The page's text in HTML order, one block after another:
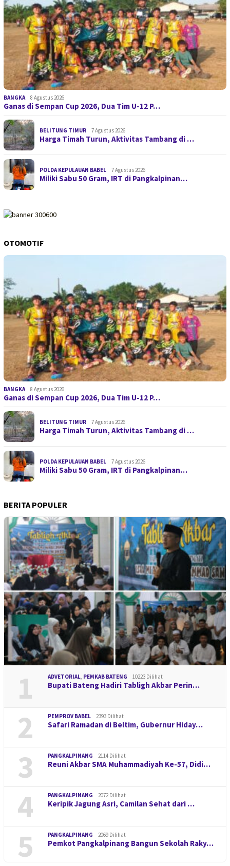
BANGKA 8 Agustus 2026
Ganas di Sempan Cup 2026, Dua Tim U-12 P…
BELITUNG TIMUR 7 Agustus 2026
Harga Timah Turun, Aktivitas Tambang di …
POLDA KEPULAUAN BABEL 7 Agustus 2026
Miliki Sabu 50 Gram, IRT di Pangkalpinan…
OTOMOTIF
BANGKA 8 Agustus 2026
Ganas di Sempan Cup 2026, Dua Tim U-12 P…
BELITUNG TIMUR 7 Agustus 2026
Harga Timah Turun, Aktivitas Tambang di …
POLDA KEPULAUAN BABEL 7 Agustus 2026
Miliki Sabu 50 Gram, IRT di Pangkalpinan…
BERITA POPULER
1 ADVETORIAL, PEMKAB BATENG 10223 Dilihat
Bupati Bateng Hadiri Tabligh Akbar Perin…
2 PEMPROV BABEL 2393 Dilihat
Safari Ramadan di Beltim, Gubernur Hiday…
3 PANGKALPINANG 2114 Dilihat
Reuni Akbar SMA Muhammadiyah Ke-57, Didi…
4 PANGKALPINANG 2072 Dilihat
Keripik Jagung Asri, Camilan Sehat dari …
5 PANGKALPINANG 2069 Dilihat
Pemkot Pangkalpinang Bangun Sekolah Raky…